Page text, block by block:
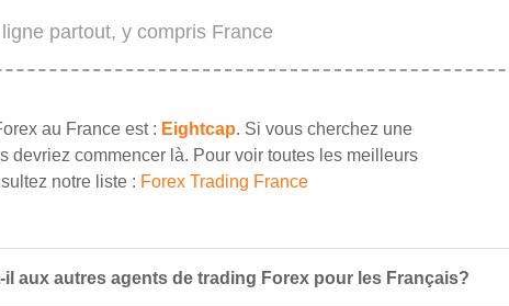
partout, y compris France
au France est : Eightcap. Si vous cherchez une
devriez commencer là. Pour voir toutes les meilleurs
notre liste : Forex Trading France
aux autres agents de trading Forex pour les Français?